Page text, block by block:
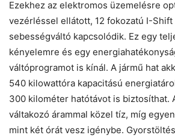
Ezekhez az elektromos üzemelésre
vezérléssel ellátott, 12 fokozatú I-Shift
sebességváltó kapcsolódik. Ez egy
kényelemre és egy
váltóprogramot is kínál. A jármű hat
540 kilowattóra kapacitású
300 kilométer hatótávot is biztosíthat.
váltakozó árammal közel tíz, míg
mint két órát vesz igénybe.